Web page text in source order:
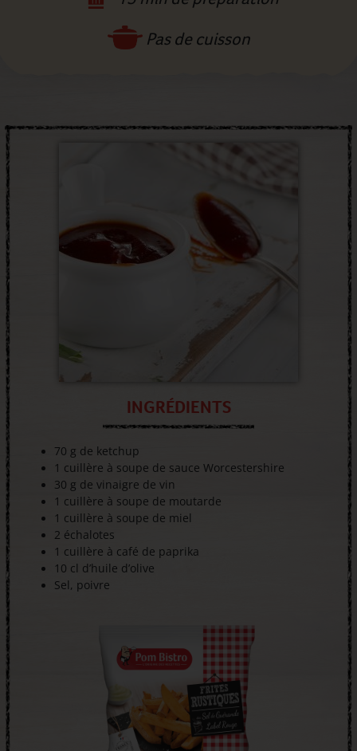
Pas de cuisson
INGRÉDIENTS
70 g de ketchup
1 cuillère à soupe de sauce Worcestershire
30 g de vinaigre de vin
1 cuillère à soupe de moutarde
1 cuillère à soupe de miel
2 échalotes
1 cuillère à café de paprika
10 cl d’huile d’olive
Sel, poivre